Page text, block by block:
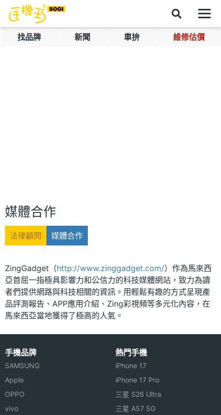
找品牌 新聞 車拚 維修估價
媒體合作
法律顧問 媒體合作
ZingGadget（http://www.zinggadget.com/）作為馬來西
亞首屈一指極具影響力和公信力的科技媒體網站，致力為讀
者們提供網路與科技相關的資訊。用輕鬆有趣的方式呈現產
品評測報告、APP應用介紹、Zing彩視頻等多元化內容，在
馬來西亞當地獲得了極高的人氣。
手機品牌
SAMSUNG
Apple
OPPO
vivo
熱門手機
iPhone 17
iPhone 17 Pro
三星 S26 Ultra
三星 A57 5G